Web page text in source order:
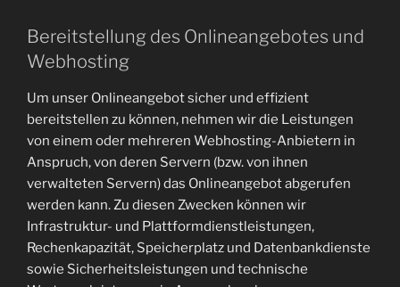
Bereitstellung des Onlineangebotes und
Webhosting
Um unser Onlineangebot sicher und effizient
bereitstellen zu können, nehmen wir die Leistungen
von einem oder mehreren Webhosting-Anbietern in
Anspruch, von deren Servern (bzw. von ihnen
verwalteten Servern) das Onlineangebot abgerufen
werden kann. Zu diesen Zwecken können wir
Infrastruktur- und Plattformdienstleistungen,
Rechenkapazität, Speicherplatz und Datenbankdienste
sowie Sicherheitsleistungen und technische